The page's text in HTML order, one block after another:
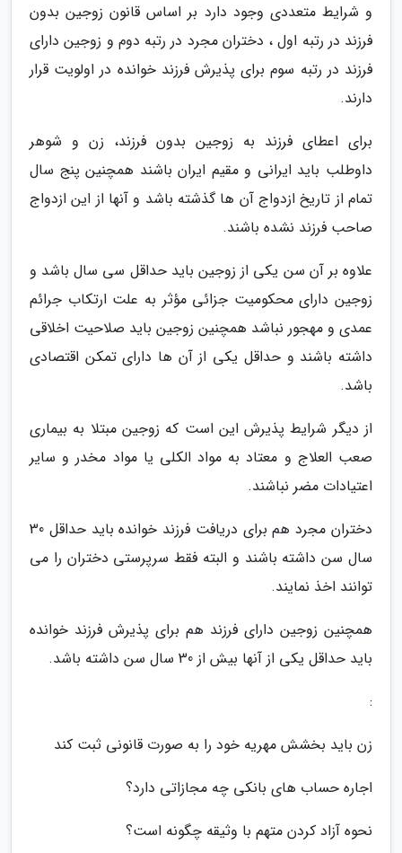
و شرایط متعددی وجود دارد بر اساس قانون زوجین بدون
فرزند در رتبه اول ، دختران مجرد در رتبه دوم و زوجین دارای
فرزند در رتبه سوم برای پذیرش فرزند خوانده در اولویت قرار
دارند.
برای اعطای فرزند به زوجین بدون فرزند، زن و شوهر
داوطلب باید ایرانی و مقیم ایران باشند همچنین پنج سال
تمام از تاریخ ازدواج آن ها گذشته باشد و آنها از این ازدواج
صاحب فرزند نشده باشند.
علاوه بر آن سن یکی از زوجین باید حداقل سی سال باشد و
زوجین دارای محکومیت جزائی مؤثر به علت ارتکاب جرائم
عمدی و مهجور نباشد همچنین زوجین باید صلاحیت اخلاقی
داشته باشند و حداقل یکی از آن ها دارای تمکن اقتصادی
باشد.
از دیگر شرایط پذیرش این است که زوجین مبتلا به بیماری
صعب العلاج و معتاد به مواد الکلی یا مواد مخدر و سایر
اعتیادات مضر نباشند.
دختران مجرد هم برای دریافت فرزند خوانده باید حداقل 30
سال سن داشته باشند و البته فقط سرپرستی دختران را می
توانند اخذ نمایند.
همچنین زوجین دارای فرزند هم برای پذیرش فرزند خوانده
باید حداقل یکی از آنها بیش از 30 سال سن داشته باشد.
:
زن باید بخشش مهریه خود را به صورت قانونی ثبت کند
اجاره حساب های بانکی چه مجازاتی دارد؟
نحوه آزاد کردن متهم با وثیقه چگونه است؟